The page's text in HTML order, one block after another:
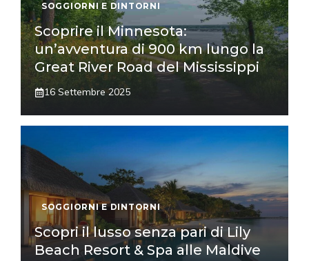
SOGGIORNI E DINTORNI
Scoprire il Minnesota:
un’avventura di 900 km lungo la
Great River Road del Mississippi
16 Settembre 2025
SOGGIORNI E DINTORNI
Scopri il lusso senza pari di Lily
Beach Resort & Spa alle Maldive